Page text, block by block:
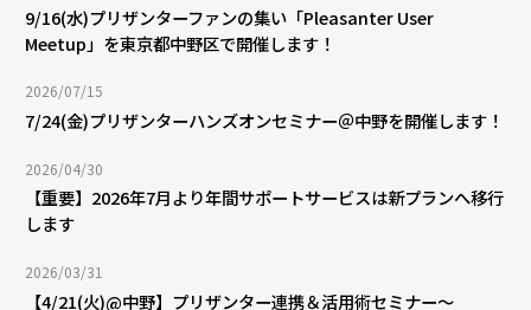
9/16(水)プリザンターファンの集い「Pleasanter User
Meetup」を東京都中野区で開催します！
2026/07/15
7/24(金)プリザンターハンズオンセミナー＠中野を開催します！
2026/04/30
【重要】2026年7月より年間サポートサービスは新プランへ移行
します
2026/03/31
【4/21(火)@中野】プリザンター連携＆活用術セミナー〜